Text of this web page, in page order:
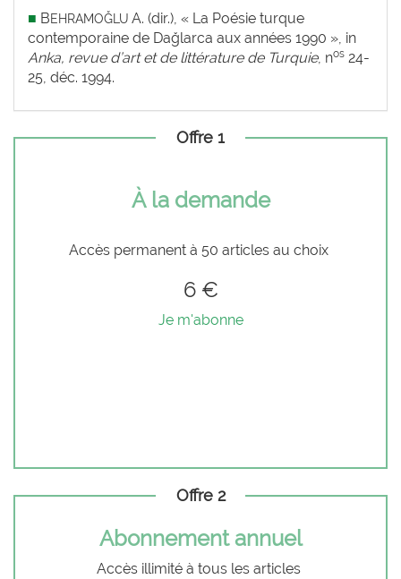
■ BEHRAMOĞLU A. (dir.), « La Poésie turque
contemporaine de Dağlarca aux années 1990 », in
Anka, revue d’art et de littérature de Turquie, nos 24-
25, déc. 1994.
Offre 1
À la demande
Accès permanent à 50 articles au choix
6 €
Je m'abonne
Offre 2
Abonnement annuel
Accès illimité à tous les articles